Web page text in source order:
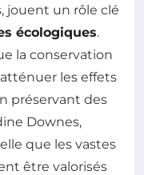
jouent un rôle clé
écologiques.
la conservation
les effets
préservant des
Downes,
que les vastes
être valorisés